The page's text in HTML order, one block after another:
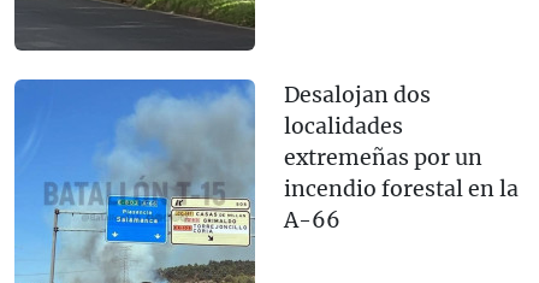
Desalojan dos
localidades
extremeñas por un
incendio forestal en la
A-66